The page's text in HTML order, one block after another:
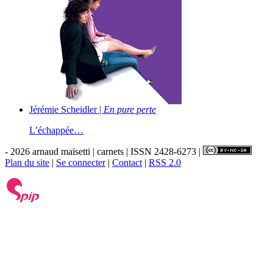
Jérémie Scheidler | En pure perte
L’échappée…
- 2026 arnaud maïsetti | carnets | ISSN 2428-6273 |
Plan du site | Se connecter| Contact | RSS 2.0